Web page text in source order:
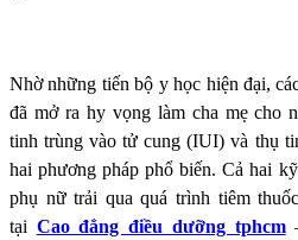
Nhờ những tiến bộ y học hiện đại,
đã mở ra hy vọng làm cha mẹ cho
tinh trùng vào tử cung (IUI) và thụ
hai phương pháp phổ biến. Cả hai
phụ nữ trải qua quá trình tiêm
tại Cao đẳng điều dưỡng tphcm